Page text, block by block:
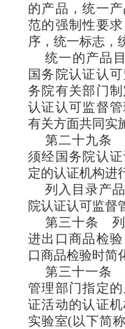
的产品，统一
范的强制性要
序，统一标志，
统一的产品
国务院认证认
务院有关部门
认证认可监督
有关方面共同实
第二十九条
须经国务院认
定的认证机构进
列入目录产
院认证认可监督
第三十条
进出口商品检
口商品检验时简
第三十一条
管理部门指定
证活动的认证
实验室(以下简